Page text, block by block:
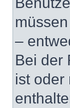
–
Bei der
ist oder